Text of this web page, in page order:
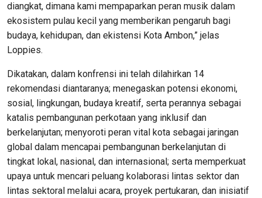
diangkat, dimana kami mempaparkan peran musik dalam
ekosistem pulau kecil yang memberikan pengaruh bagi
budaya, kehidupan, dan ekistensi Kota Ambon,” jelas
Loppies.
Dikatakan, dalam konfrensi ini telah dilahirkan 14
rekomendasi diantaranya; menegaskan potensi ekonomi,
sosial, lingkungan, budaya kreatif, serta perannya sebagai
katalis pembangunan perkotaan yang inklusif dan
berkelanjutan; menyoroti peran vital kota sebagai jaringan
global dalam mencapai pembangunan berkelanjutan di
tingkat lokal, nasional, dan internasional; serta memperkuat
upaya untuk mencari peluang kolaborasi lintas sektor dan
lintas sektoral melalui acara, proyek pertukaran, dan inisiatif